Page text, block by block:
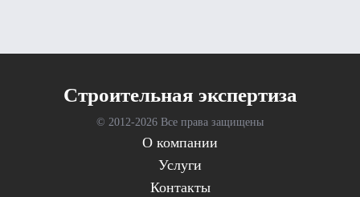
Cтроительная экспертиза
© 2012-2026 Все права защищены
О компании
Услуги
Контакты